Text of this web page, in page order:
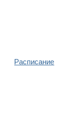
Расписание